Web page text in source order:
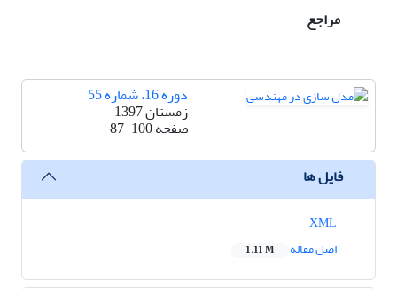
مراجع
دوره 16، شماره 55
زمستان 1397
صفحه87-100
فایل ها
اصل مقاله
1.11 M